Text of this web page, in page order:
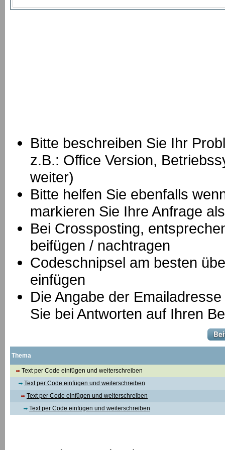
Bitte beschreiben Sie Ihr
z.B.: Office Version,
weiter)
Bitte helfen Sie ebenfalls
markieren Sie Ihre Anfrage
Bei Crossposting,
beifügen / nachtragen
Codeschnipsel am besten
einfügen
Die Angabe der
Sie bei Antworten auf Ihren
Thema
Text per Code einfügen und weiterschreiben
Text per Code einfügen und weiterschreiben
Text per Code einfügen und weiterschreiben
Text per Code einfügen und weiterschreiben